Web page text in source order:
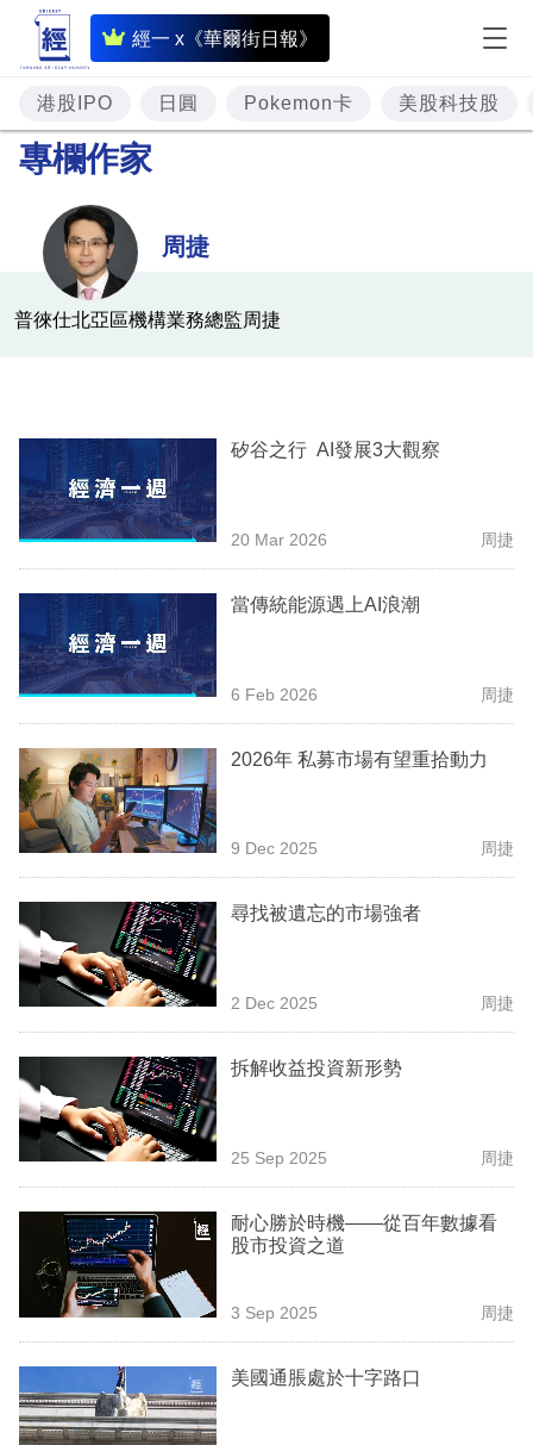
經一 x《華爾街日報》
即
時
財
經
理
財
商
科
技
職
場
生
活
時
專
欄
閱
專
區
港股IPO 日圓 Pokemon卡 美股科技股
專欄作家
周捷
普徠仕北亞區機構業務總監周捷
矽谷之行 AI發展3大觀察
20 Mar 2026 周捷
當傳統能源遇上AI浪潮
6 Feb 2026 周捷
2026年 私募市場有望重拾動力
9 Dec 2025 周捷
尋找被遺忘的市場強者
2 Dec 2025 周捷
拆解收益投資新形勢
25 Sep 2025 周捷
耐心勝於時機——從百年數據看
股市投資之道
3 Sep 2025 周捷
美國通脹處於十字路口